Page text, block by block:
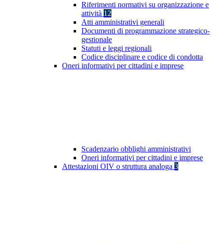
Riferimenti normativi su organizzazione e
attività 12
Atti amministrativi generali
Documenti di programmazione strategico-
gestionale
Statuti e leggi regionali
Codice disciplinare e codice di condotta
Oneri informativi per cittadini e imprese
Scadenzario obblighi amministrativi
Oneri informativi per cittadini e imprese
Attestazioni OIV o struttura analoga 3